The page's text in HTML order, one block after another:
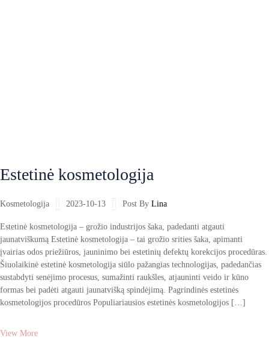
2023-10-13
Kosmetologija Post By Lina
Estetinė kosmetologija
Estetinė kosmetologija – grožio industrijos šaka, padedanti atgauti
jaunatviškumą Estetinė kosmetologija – tai grožio srities šaka, apimanti
įvairias odos priežiūros, jauninimo bei estetinių defektų korekcijos procedūras.
Šiuolaikinė estetinė kosmetologija siūlo pažangias technologijas, padedančias
sustabdyti senėjimo procesus, sumažinti raukšles, atjauninti veido ir kūno
formas bei padėti atgauti jaunatvišką spindėjimą. Pagrindinės estetinės
kosmetologijos procedūros Populiariausios estetinės kosmetologijos […]
View More